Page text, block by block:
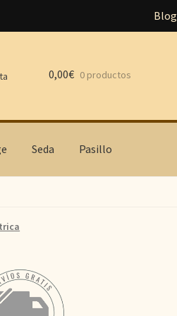
Blog
Seda Pasillo
0,00€ 0 productos